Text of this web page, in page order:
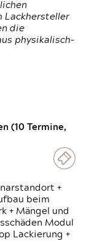
Lackhersteller
die
physikalisch-
(10 Termine,
+
beim
+ Mängel und
Modul
Lackierung +